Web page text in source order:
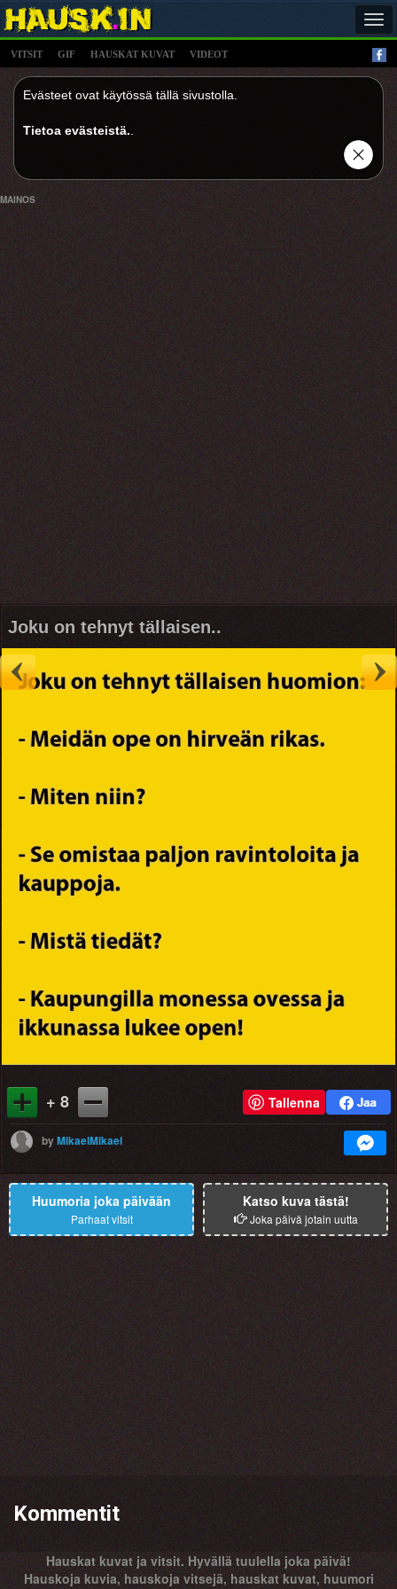
VITSIT GIF HAUSKAT KUVAT VIDEOT
Evästeet ovat käytössä tällä sivustolla.
Tietoa evästeistä.
MAINOS
Joku on tehnyt tällaisen..
+ 8 Tallenna
byMikaelMikael
Huumoria joka päivään
Parhaat vitsit
Katso kuva tästä!
Joka päivä jotain uutta
Kommentit
Hauskat kuvat ja vitsit. Hyvällä tuulella joka päivä!
Hauskoja kuvia, hauskoja vitsejä, hauskat kuvat, huumori